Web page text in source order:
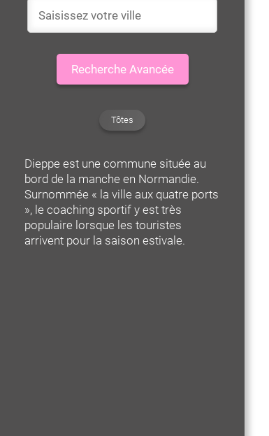
Recherche Avancée
Tôtes
Dieppe est une commune située au
bord de la manche en Normandie.
Surnommée « la ville aux quatre ports
», le coaching sportif y est très
populaire lorsque les touristes
arrivent pour la saison estivale.